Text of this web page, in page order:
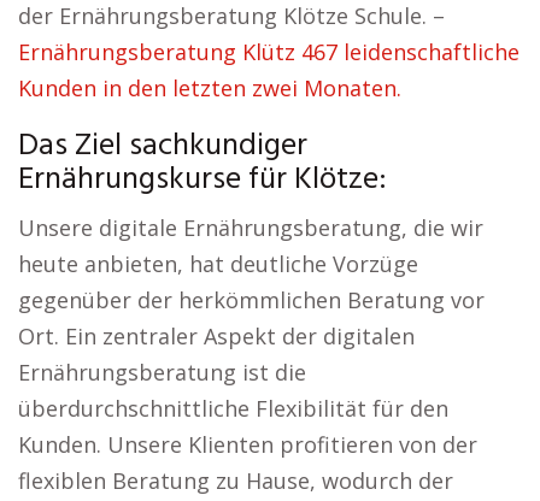
der Ernährungsberatung Klötze Schule. –
Ernährungsberatung Klütz 467 leidenschaftliche
Kunden in den letzten zwei Monaten.
Das Ziel sachkundiger
Ernährungskurse für Klötze:
Unsere digitale Ernährungsberatung, die wir
heute anbieten, hat deutliche Vorzüge
gegenüber der herkömmlichen Beratung vor
Ort. Ein zentraler Aspekt der digitalen
Ernährungsberatung ist die
überdurchschnittliche Flexibilität für den
Kunden. Unsere Klienten profitieren von der
flexiblen Beratung zu Hause, wodurch der